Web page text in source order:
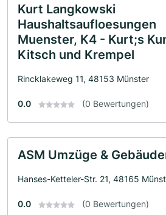
Kurt Langkowski
Haushaltsaufloesungen
Muenster, K4 - Kurt;s
Kitsch und Krempel
Rincklakeweg 11, 48153 Münster
0.0 (0 Bewertungen)
ASM Umzüge &
Hanses-Ketteler-Str. 21, 48165
0.0 (0 Bewertungen)